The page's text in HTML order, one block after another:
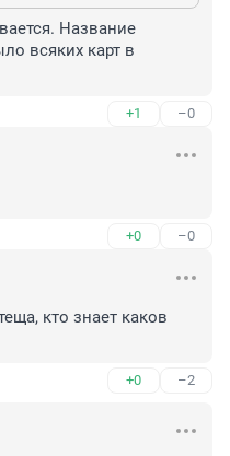
Название
всяких карт в
+1 –0
+0 –0
кто знает каков
+0 –2